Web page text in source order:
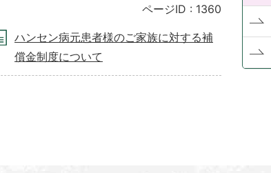
ページID : 1360
ハンセン病元患者様のご家族に対する補
償金制度について